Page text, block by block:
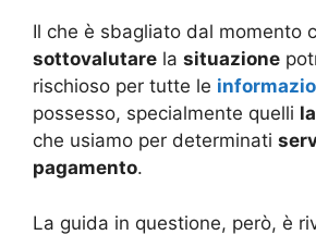
Il che è sbagliato dal momento
sottovalutare la situazione
rischioso per tutte le
possesso, specialmente quelli
che usiamo per determinati
pagamento.
La guida in questione, però, è